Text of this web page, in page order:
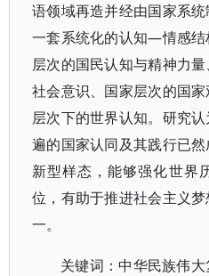
语领域再造并经由国家系
一套系统化的认知—情感
层次的国民认知与精神力
社会意识、国家层次的国
层次下的世界认知。研究
遍的国家认同及其践行已
新型样态，能够强化世界
位，有助于推进社会主义
一。
关键词：中华民族伟